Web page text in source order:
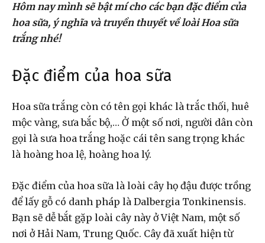
Hôm nay mình sẽ bật mí cho các bạn đặc điểm của
hoa sữa, ý nghĩa và truyền thuyết về loài Hoa sữa
trắng nhé!
Đặc điểm của hoa sữa
Hoa sữa trắng còn có tên gọi khác là trắc thối, huê
mộc vàng, sưa bắc bộ,… Ở một số nơi, người dân còn
gọi là sưa hoa trắng hoặc cái tên sang trọng khác
là hoàng hoa lệ, hoàng hoa lý.
Đặc điểm của hoa sữa là loài cây họ đậu được trồng
để lấy gỗ có danh pháp là Dalbergia Tonkinensis.
Bạn sẽ dễ bắt gặp loài cây này ở Việt Nam, một số
nơi ở Hải Nam, Trung Quốc. Cây đã xuất hiện từ